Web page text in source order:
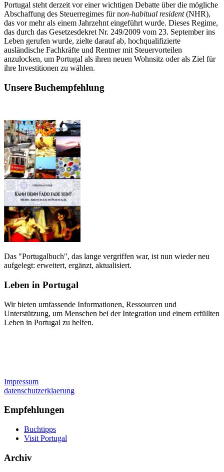
Portugal steht derzeit vor einer wichtigen Debatte über die mögliche
Abschaffung des Steuerregimes für non-habitual resident(NHR),
das vor mehr als einem Jahrzehnt eingeführt wurde. Dieses Regime,
das durch das Gesetzesdekret Nr. 249/2009 vom 23. September ins
Leben gerufen wurde, zielte darauf ab, hochqualifizierte
ausländische Fachkräfte und Rentner mit Steuervorteilen
anzulocken, um Portugal als ihren neuen Wohnsitz oder als Ziel für
ihre Investitionen zu wählen.
Unsere Buchempfehlung
Das "Portugalbuch", das lange vergriffen war, ist nun wieder neu
aufgelegt: erweitert, ergänzt, aktualisiert.
Leben in Portugal
Wir bieten umfassende Informationen, Ressourcen und
Unterstützung, um Menschen bei der Integration und einem erfüllten
Leben in Portugal zu helfen.
Impressum
datenschutzerklaerung
Empfehlungen
Buchtipps
Visit Portugal
Archiv